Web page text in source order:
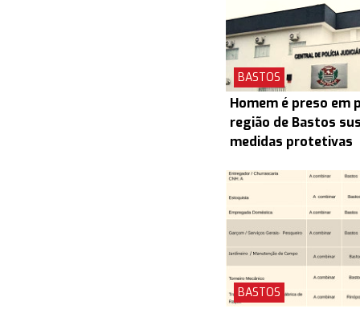
BASTOS
Homem é preso em
região de Bastos
medidas protetivas
BASTOS